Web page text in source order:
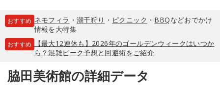
おすすめ ネモフィラ ・ 潮干狩り ・ ピクニック ・ BBQなどおでかけ
情報を大特集
おすすめ
【最大12連休も】2026年のゴールデンウィークはいつか
ら？混雑ピーク予想と回避術をご紹介
脇田美術館の詳細データ